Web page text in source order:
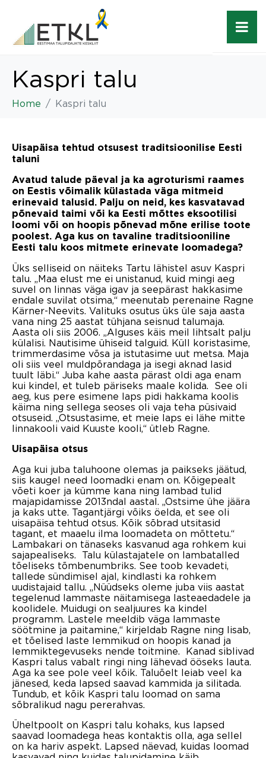
Kaspri talu
Home Kaspri talu
Uisapäisa tehtud otsusest traditsioonilise Eesti
taluni
Avatud talude päeval ja ka agroturismi raames
on Eestis võimalik külastada väga mitmeid
erinevaid talusid. Palju on neid, kes kasvatavad
põnevaid taimi või ka Eesti mõttes eksootilisi
loomi või on hoopis põnevad mõne erilise toote
poolest. Aga kus on tavaline traditsiooniline
Eesti talu koos mitmete erinevate loomadega?
Üks selliseid on näiteks Tartu lähistel asuv Kaspri
talu. „Maa elust me ei unistanud, kuid mingi aeg
suvel on linnas väga igav ja seepärast hakkasime
endale suvilat otsima,“ meenutab perenaine Ragne
Kärner-Neevits. Valituks osutus üks üle saja aasta
vana ning 25 aastat tühjana seisnud talumaja.
Aasta oli siis 2006. „Alguses käis meil lihtsalt palju
külalisi. Nautisime ühiseid talguid. Küll koristasime,
trimmerdasime võsa ja istutasime uut metsa. Maja
oli siis veel muldpõrandaga ja isegi aknad lasid
tuult läbi.“ Juba kahe aasta pärast oldi aga enam
kui kindel, et tuleb päriseks maale kolida. See oli
aeg, kus pere esimene laps pidi hakkama koolis
käima ning sellega seoses oli vaja teha püsivaid
otsuseid. „Otsustasime, et meie laps ei lähe mitte
linnakooli vaid Kuuste kooli,“ ütleb Ragne.
Uisapäisa otsus
Aga kui juba taluhoone olemas ja paikseks jäätud,
siis kaugel need loomadki enam on. Kõigepealt
võeti koer ja kümme kana ning lambad tulid
majapidamisse 2013ndal aastal. „Ostsime ühe jäära
ja kaks utte. Tagantjärgi võiks öelda, et see oli
uisapäisa tehtud otsus. Kõik sõbrad utsitasid
tagant, et maaelu ilma loomadeta on mõttetu.“
Lambakari on tänaseks kasvanud aga rohkem kui
sajapealiseks. Talu külastajatele on lambatalled
tõeliseks tõmbenumbriks. See toob kevadeti,
tallede sündimisel ajal, kindlasti ka rohkem
uudistajaid tallu. „Nüüdseks oleme juba viis aastat
tegelenud lammaste näitamisega lasteaedadele ja
koolidele. Muidugi on sealjuures ka kindel
programm. Lastele meeldib väga lammaste
söötmine ja paitamine,“ kirjeldab Ragne ning lisab,
et tõelised laste lemmikud on hoopis kanad ja
lemmiktegevuseks nende toitmine. Kanad siblivad
Kaspri talus vabalt ringi ning lähevad ööseks lauta.
Aga ka see pole veel kõik. Taluõelt leiab veel ka
jänesed, keda lapsed saavad kammida ja silitada.
Tundub, et kõik Kaspri talu loomad on sama
sõbralikud nagu pererahvas.
Üheltpoolt on Kaspri talu kohaks, kus lapsed
saavad loomadega heas kontaktis olla, aga sellel
on ka hariv aspekt. Lapsed näevad, kuidas loomad